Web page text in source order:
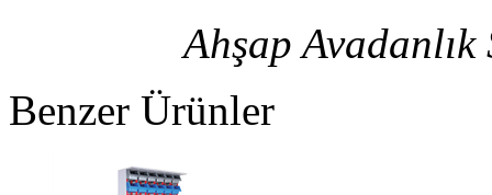
Ahşap
Benzer Ürünler